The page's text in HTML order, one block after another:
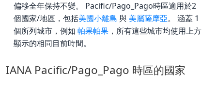
偏移全年保持不變。 Pacific/Pago_Pago時區適用於2
個國家/地區，包括美國小離島 與 美屬薩摩亞。 涵蓋 1
個所列城市，例如 帕果帕果 ，所有這些城市均使用上方
顯示的相同目前時間。
IANA Pacific/Pago_Pago 時區的國家